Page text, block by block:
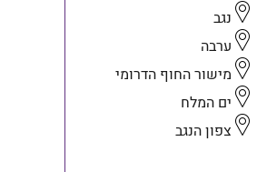
נגב
ערבה
מישור החוף הדרומי
ים המלח
צפון הנגב